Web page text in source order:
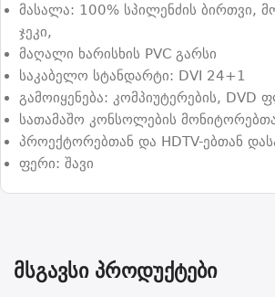
მასალა: 100% სპილენძის ბირთვი,
ჯეკი,
მაღალი ხარისხის PVC გარსი
საკაბელო სტანდარტი: DVI 24+1
გამოიყენება: კომპიუტერების, DVD
სათამაშო კონსოლების
პროექტორებთან და HDTV-ებთან
ფერი: შავი
მსგავსი პროდუქტები